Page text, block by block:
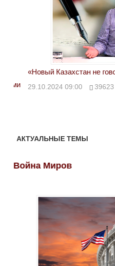
«Новый Казахстан не
29.10.2024 09:00 39623
АКТУАЛЬНЫЕ ТЕМЫ
Война Миров